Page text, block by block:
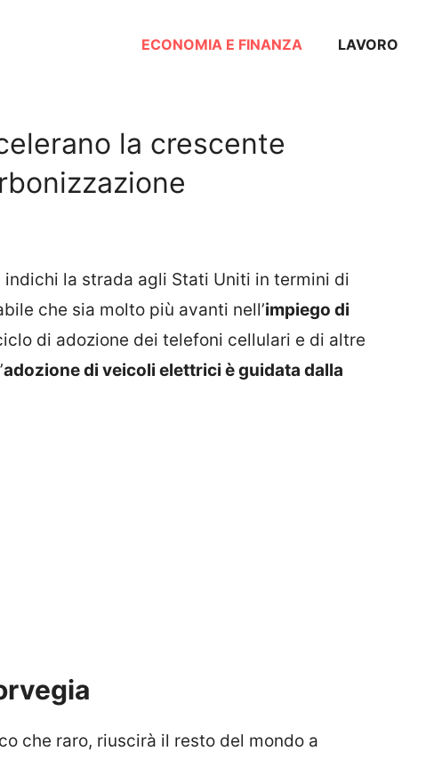
ECONOMIA E FINANZA LAVORO
la crescente
indichi la strada agli Stati Uniti in termini di
che sia molto più avanti nell’impiego di
di adozione dei telefoni cellulari e di altre
adozione di veicoli elettrici è guidata dalla
che raro, riuscirà il resto del mondo a